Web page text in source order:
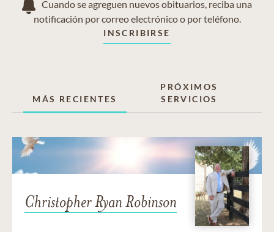
Cuando se agreguen nuevos obituarios, reciba una
notificación por correo electrónico o por teléfono.
INSCRIBIRSE
MÁS RECIENTES
PRÓXIMOS
SERVICIOS
Christopher Ryan Robinson